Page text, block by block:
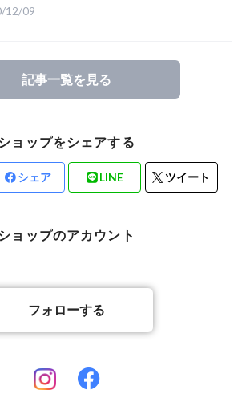
12/09
記事一覧を見る
ョップをシェアする
シェア LINE ツイート
ョップのアカウント
フォローする